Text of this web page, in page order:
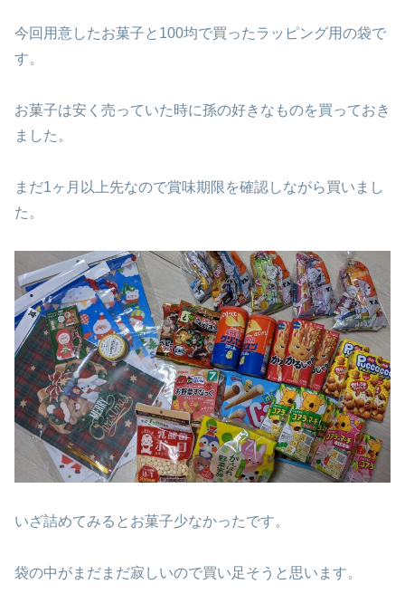
今回用意したお菓子と100均で買ったラッピング用の袋で
す。
お菓子は安く売っていた時に孫の好きなものを買っておき
ました。
まだ1ヶ月以上先なので賞味期限を確認しながら買いまし
た。
いざ詰めてみるとお菓子少なかったです。
袋の中がまだまだ寂しいので買い足そうと思います。